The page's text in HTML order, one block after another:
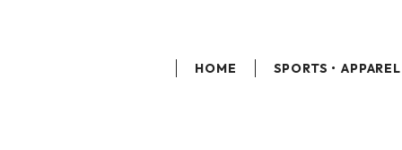
HOME SPORTS・APPAREL